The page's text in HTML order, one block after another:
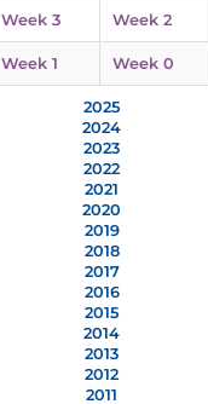
Week 3 Week 2
Week 1 Week 0
2025
2024
2023
2022
2021
2020
2019
2018
2017
2016
2015
2014
2013
2012
2011